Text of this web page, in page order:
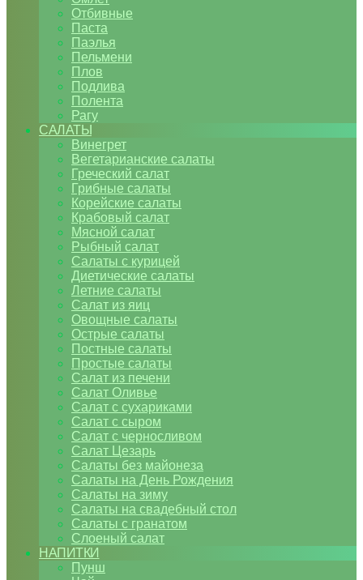
Отбивные
Паста
Паэлья
Пельмени
Плов
Подлива
Полента
Рагу
САЛАТЫ
Винегрет
Вегетарианские салаты
Греческий салат
Грибные салаты
Корейские салаты
Крабовый салат
Мясной салат
Рыбный салат
Салаты с курицей
Диетические салаты
Летние салаты
Салат из яиц
Овощные салаты
Острые салаты
Постные салаты
Простые салаты
Салат из печени
Салат Оливье
Салат с сухариками
Салат с сыром
Салат с черносливом
Салат Цезарь
Салаты без майонеза
Салаты на День Рождения
Салаты на зиму
Салаты на свадебный стол
Салаты с гранатом
Слоеный салат
НАПИТКИ
Пунш